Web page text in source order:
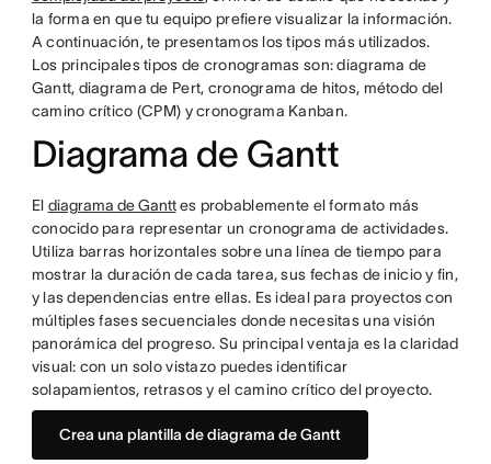
la forma en que tu equipo prefiere visualizar la información.
A continuación, te presentamos los tipos más utilizados.
Los principales tipos de cronogramas son: diagrama de
Gantt, diagrama de Pert, cronograma de hitos, método del
camino crítico (CPM) y cronograma Kanban.
Diagrama de Gantt
El diagrama de Ganttes probablemente el formato más
conocido para representar un cronograma de actividades.
Utiliza barras horizontales sobre una línea de tiempo para
mostrar la duración de cada tarea, sus fechas de inicio y fin,
y las dependencias entre ellas. Es ideal para proyectos con
múltiples fases secuenciales donde necesitas una visión
panorámica del progreso. Su principal ventaja es la claridad
visual: con un solo vistazo puedes identificar
solapamientos, retrasos y el camino crítico del proyecto.
Crea una plantilla de diagrama de Gantt